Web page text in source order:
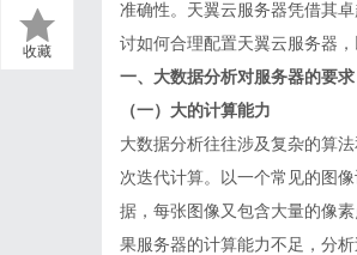
收藏
准确性。天翼云服务器凭借其
讨如何合理配置天翼云服务器
一、大数据分析对服务器的要求
（一）大的计算能力
大数据分析往往涉及复杂的算
次迭代计算。以一个常见的图
据，每张图像又包含大量的像
果服务器的计算能力不足，分